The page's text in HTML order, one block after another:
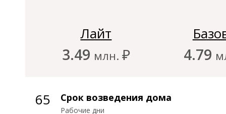
Лайт
3.49 млн. ₽ 4.79
40 Срок возведения дома
Рабочие дни
50 Срок возведения дома
Рабочие дни
65 Срок возведения дома
Рабочие дни